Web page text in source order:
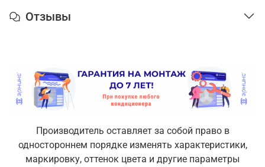
Отзывы
Производитель оставляет за собой право в
одностороннем порядке изменять характеристики,
маркировку, оттенок цвета и другие параметры